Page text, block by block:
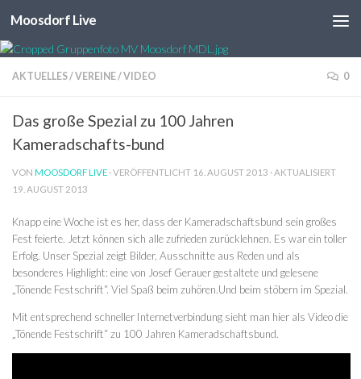
Unter dem Inhalt
Moosdorf Live
AKTUELLES/VEREINE/VIDEO 0
Das große Spezial zu 100 Jahren
Kameradschafts-bund
VON MOOSDORF LIVE · VERÖFFENTLICHT 16. AUGUST 2013 · AKTUALISIERT
19. AUGUST 2013
Knapp eine Woche ist es her, dass der Kameradschaftsbund sein großes
Fest feierte. Jetzt können sich alle zufrieden zurücklehnen. Es war ein toller
Erfolg. Unser Spezial zeigt Bilder, Ausschnitte aus Reden und als
besonderes Highlight: eine von Josef Gerauer gestaltete und gelesene
„Tönende Festschrift“. Viel Spaß beim zuhören.Und beim stöbern im Spezial.
Mit entsprechend schneller Internetverbindung sieht man hier als Video die
„Tönende Festschrift“ zu 100 Jahren Kameradschaftsbund.